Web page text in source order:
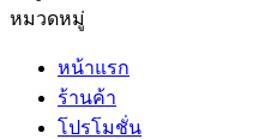
หมวดหมู่
หน้าแรก
ร้านค้า
โปรโมชั่น